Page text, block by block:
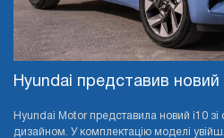
Hyundai представив новий
Hyundai Motor представила новий i10 зі
дизайном. У комплектацію моделі